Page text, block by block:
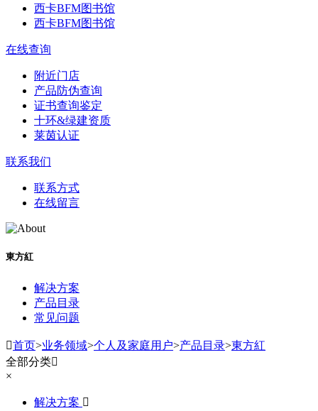
西卡BFM图书馆
西卡BFM图书馆
在线查询
附近门店
产品防伪查询
证书查询鉴定
十环&绿建资质
莱茵认证
联系我们
联系方式
在线留言
東方紅
解决方案
产品目录
常见问题
首页>业务领域>个人及家庭用户>产品目录>東方紅
全部分类
×
解决方案 